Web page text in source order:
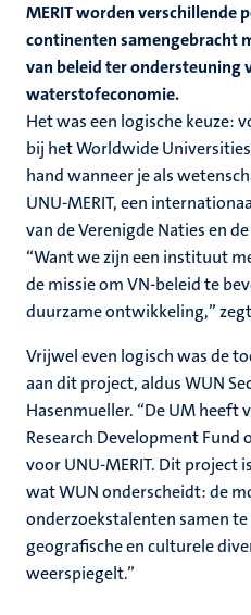
MERIT worden verschillende
continenten samengebracht
van beleid ter ondersteuning
waterstofeconomie.
Het was een logische keuze:
bij het Worldwide
hand wanneer je als
UNU-MERIT, een
van de Verenigde Naties en
“Want we zijn een instituut
de missie om VN-beleid te
duurzame ontwikkeling,”
Vrijwel even logisch was de
aan dit project, aldus WUN
Hasenmueller. “De UM heeft
Research Development
voor UNU-MERIT. Dit project
wat WUN onderscheidt: de
onderzoekstalenten samen
geografische en culturele
weerspiegelt.”